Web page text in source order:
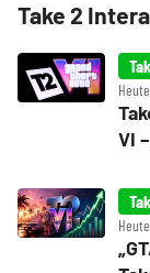
Take 2
VI